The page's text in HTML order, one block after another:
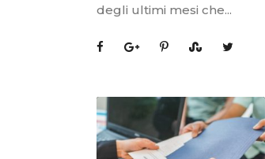
degli ultimi mesi che...